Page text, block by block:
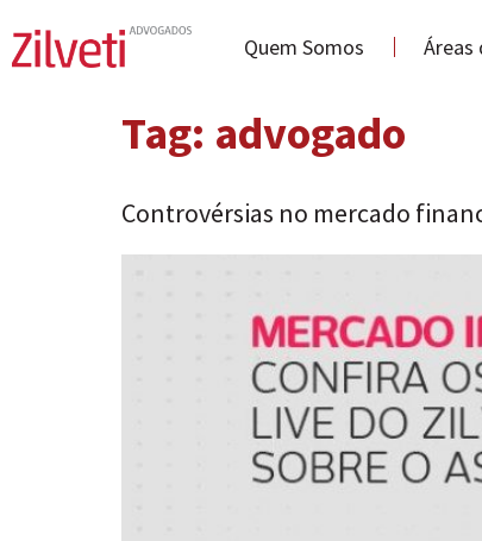
Quem Somos Áreas
Tag: advogado
Controvérsias no mercado